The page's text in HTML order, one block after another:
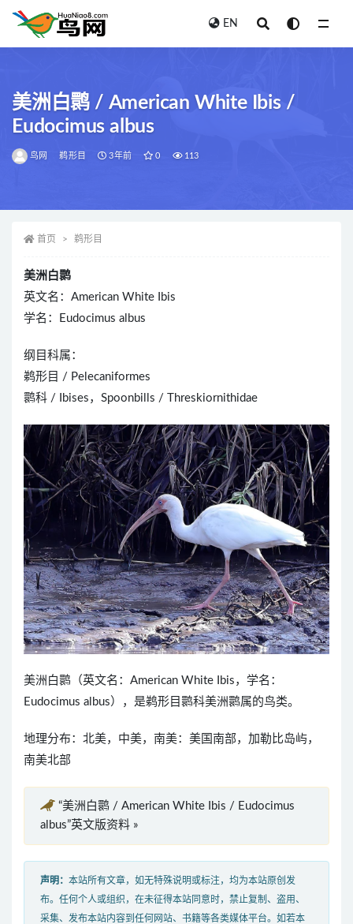
EN
美洲白鹮 / American White Ibis /
Eudocimus albus
鸟网 鹈形目 3年前 0 113
首页 鹈形目
美洲白鹮
英文名：American White Ibis
学名：Eudocimus albus
纲目科属：
鹈形目 / Pelecaniformes
鹮科 / Ibises，Spoonbills / Threskiornithidae
美洲白鹮（英文名：American White Ibis，学名：
Eudocimus albus），是鹈形目鹮科美洲鹮属的鸟类。
地理分布：北美，中美，南美：美国南部，加勒比岛屿，
南美北部
“美洲白鹮 / American White Ibis / Eudocimus
albus”英文版资料 »
声明： 本站所有文章，如无特殊说明或标注，均为本站原创发
布。任何个人或组织，在未征得本站同意时，禁止复制、盗用、
采集、发布本站内容到任何网站、书籍等各类媒体平台。如若本